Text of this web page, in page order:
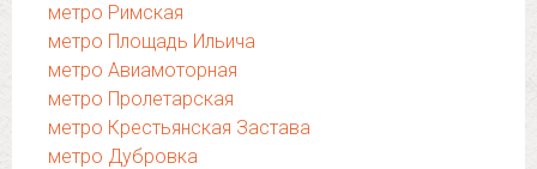
метро Римская
метро Площадь Ильича
метро Авиамоторная
метро Пролетарская
метро Крестьянская Застава
метро Дубровка